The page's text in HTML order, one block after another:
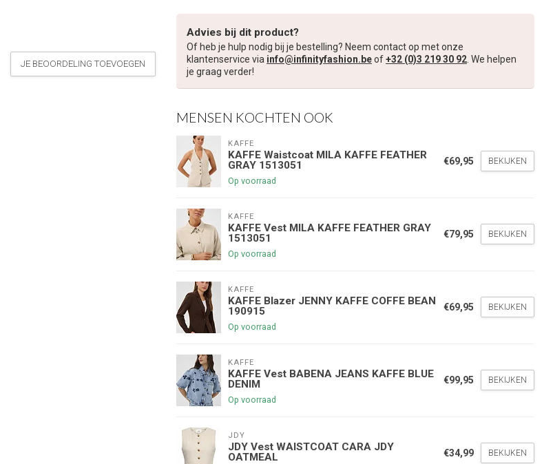
JE BEOORDELING TOEVOEGEN
Advies bij dit product?
Of heb je hulp nodig bij je bestelling? Neem contact op met onze
klantenservice via info@infinityfashion.beof+32 (0)3 219 30 92 . We helpen
je graag verder!
MENSEN KOCHTEN OOK
KAFFE
KAFFE Waistcoat MILA KAFFE FEATHER
GRAY 1513051
Op voorraad
€69,95 BEKIJKEN
KAFFE
KAFFE Vest MILA KAFFE FEATHER GRAY
1513051
Op voorraad
€79,95 BEKIJKEN
KAFFE
KAFFE Blazer JENNY KAFFE COFFE BEAN
190915
Op voorraad
€69,95 BEKIJKEN
KAFFE
KAFFE Vest BABENA JEANS KAFFE BLUE
DENIM
Op voorraad
€99,95 BEKIJKEN
JDY
JDY Vest WAISTCOAT CARA JDY
OATMEAL
€34,99 BEKIJKEN
€5,00 korting op je volgende bestelling
😀
Je korting is geldig bij een minimale bestelwaarde van €45,00